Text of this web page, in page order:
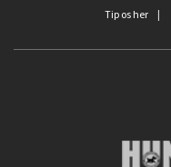
Tip os her |